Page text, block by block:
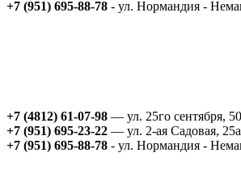
+7 (951) 695-88-78 - ул. Нормандия -
+7 (4812) 61-07-98 — ул. 25го сентября,
+7 (951) 695-23-22 — ул. 2-ая Садовая, 25а
+7 (951) 695-88-78 - ул. Нормандия -